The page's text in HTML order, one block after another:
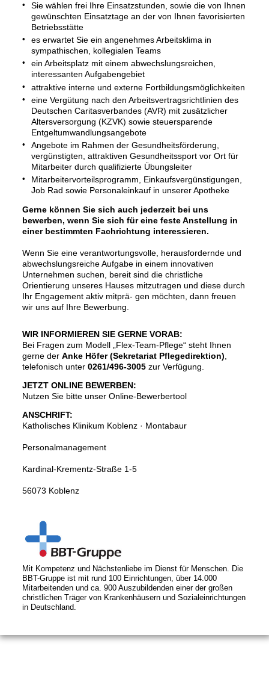
Sie wählen frei Ihre Einsatzstunden, sowie die von Ihnen
gewünschten Einsatztage an der von Ihnen favorisierten
Betriebsstätte
es erwartet Sie ein angenehmes Arbeitsklima in
sympathischen, kollegialen Teams
ein Arbeitsplatz mit einem abwechslungsreichen,
interessanten Aufgabengebiet
attraktive interne und externe Fortbildungsmöglichkeiten
eine Vergütung nach den Arbeitsvertragsrichtlinien des
Deutschen Caritasverbandes (AVR) mit zusätzlicher
Altersversorgung (KZVK) sowie steuersparende
Entgeltumwandlungsangebote
Angebote im Rahmen der Gesundheitsförderung,
vergünstigten, attraktiven Gesundheitssport vor Ort für
Mitarbeiter durch qualifizierte Übungsleiter
Mitarbeitervorteilsprogramm, Einkaufsvergünstigungen,
Job Rad sowie Personaleinkauf in unserer Apotheke
Gerne können Sie sich auch jederzeit bei uns
bewerben, wenn Sie sich für eine feste Anstellung in
einer bestimmten Fachrichtung interessieren.
Wenn Sie eine verantwortungsvolle, herausfordernde und
abwechslungsreiche Aufgabe in einem innovativen
Unternehmen suchen, bereit sind die christliche
Orientierung unseres Hauses mitzutragen und diese durch
Ihr Engagement aktiv mitprä- gen möchten, dann freuen
wir uns auf Ihre Bewerbung.
WIR INFORMIEREN SIE GERNE VORAB:
Bei Fragen zum Modell „Flex-Team-Pflege“ steht Ihnen
gerne derAnke Höfer (Sekretariat Pflegedirektion)
telefonisch unter 0261/496-3005 zur Verfügung.
JETZT ONLINE BEWERBEN:
Nutzen Sie bitte unser Online-Bewerbertool
ANSCHRIFT:
Katholisches Klinikum Koblenz · Montabaur
Personalmanagement
Kardinal-Krementz-Straße 1-5
56073 Koblenz
Mit Kompetenz und Nächstenliebe im Dienst für Menschen. Die
BBT-Gruppe ist mit rund 100 Einrichtungen, über 14.000
Mitarbeitenden und ca. 900 Auszubildenden einer der großen
christlichen Träger von Krankenhäusern und Sozialeinrichtungen
in Deutschland.